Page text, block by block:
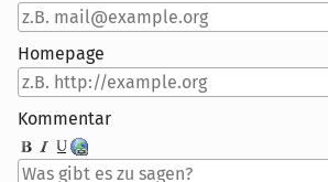
Homepage
Kommentar